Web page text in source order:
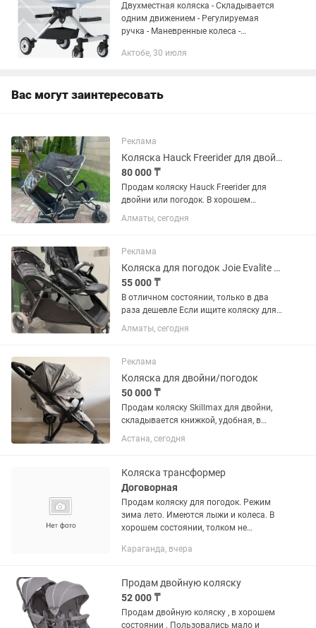
Двухместная коляска - Складывается
одним движением - Регулируемая
ручка - Маневренные колеса -
поручень - Зонт для защиты от солнца
Актобе, 30 июля
Вас могут заинтересовать
Реклама
Коляска Hauck Freerider для двойни или погодок
80 000 ₸
Продам коляску Hauck Freerider для
двойни или погодок. В хорошем
состоянии, удобная и маневренная.
Складывается компактно. В комплекте
нет. Цена 80000тг.
Алматы, сегодня
Реклама
Коляска для погодок Joie Evalite Duo
55 000 ₸
В отличном состоянии, только в два
раза дешевле Если ищите коляску для
погодок/двойни это определенно
лучшая! Великолепная коляска для
классе, идеально подошла для...
Алматы, сегодня
Реклама
Коляска для двойни/погодок
50 000 ₸
Продам коляску Skillmax для двойни,
складывается книжкой, удобная, в
комплекте сумка для мамы и накидки
на ножки на зиму.
Астана, сегодня
Коляска трансформер
Договорная
Продам коляску для погодок. Режим
зима лето. Имеются лыжи и колеса. В
хорошем состоянии, толком не
Караганда, вчера
Продам двойную коляску
52 000 ₸
Продам двойную коляску , в хорошем
состоянии . Пользовались мало и